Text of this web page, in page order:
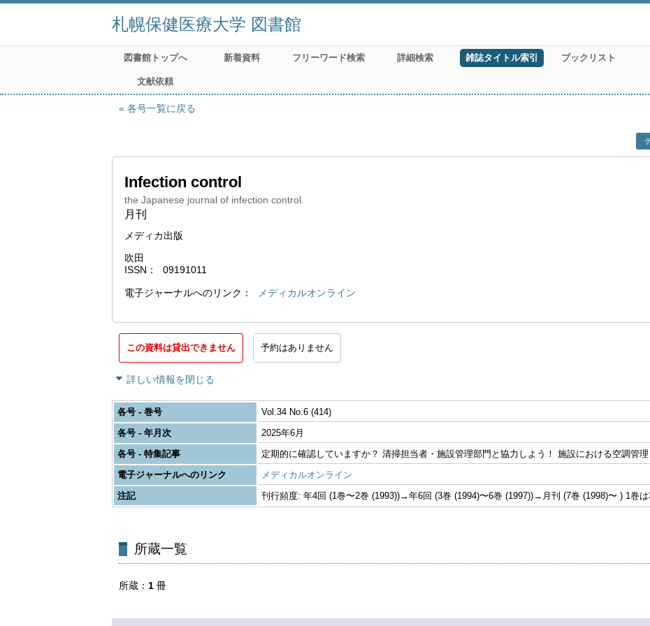
札幌保健医療大学 図書館
図書館トップへ 新着資料 フリーワード検索 詳細検索 雑誌タイトル索引 ブックリスト
文献依頼
各号一覧に戻る
Infection control
the Japanese journal of infection control.
月刊
メディカ出版
吹田
ISSN
09191011
電子ジャーナルへのリンク メディカルオンライン
この資料は貸出できません 予約はありません
詳しい情報を閉じる
各号 - 巻号
Vol.34 No.6 (414)
各号 - 年月次
2025年6月
各号 - 特集記事
定期的に確認していますか？ 清掃担当者・施設管理部門と協力しよう！ 施設における空調管
電子ジャーナルへのリンク
メディカルオンライン
注記
刊行頻度: 年4回 (1巻〜2巻 (1993))→年6回 (3巻 (1994)〜6巻 (1997))→月刊 (7巻 (1998)〜 ) 1巻
所蔵一覧
所蔵 1 冊